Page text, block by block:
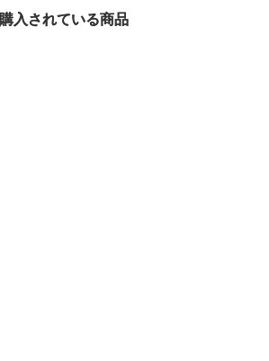
購入されている商品